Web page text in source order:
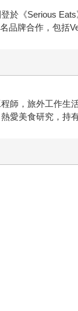
於《Serious
品牌合作，包括
師，旅外工作生
愛美食研究，持